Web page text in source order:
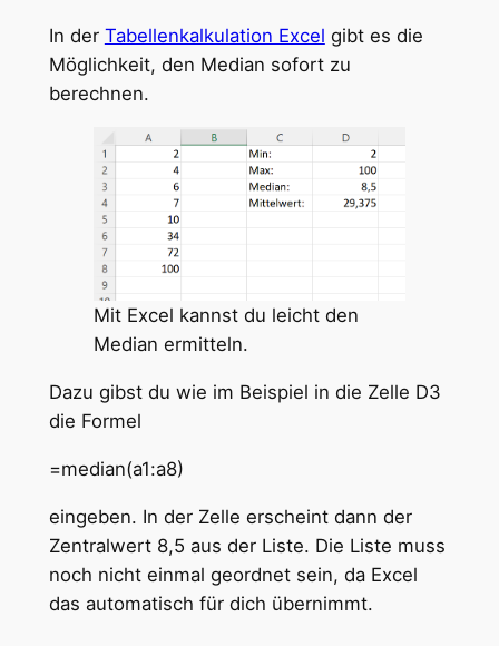
In der Tabellenkalkulation Excel gibt es die
Möglichkeit, den Median sofort zu
berechnen.
Mit Excel kannst du leicht den
Median ermitteln.
Dazu gibst du wie im Beispiel in die Zelle D3
die Formel
=median(a1:a8)
eingeben. In der Zelle erscheint dann der
Zentralwert 8,5 aus der Liste. Die Liste muss
noch nicht einmal geordnet sein, da Excel
das automatisch für dich übernimmt.